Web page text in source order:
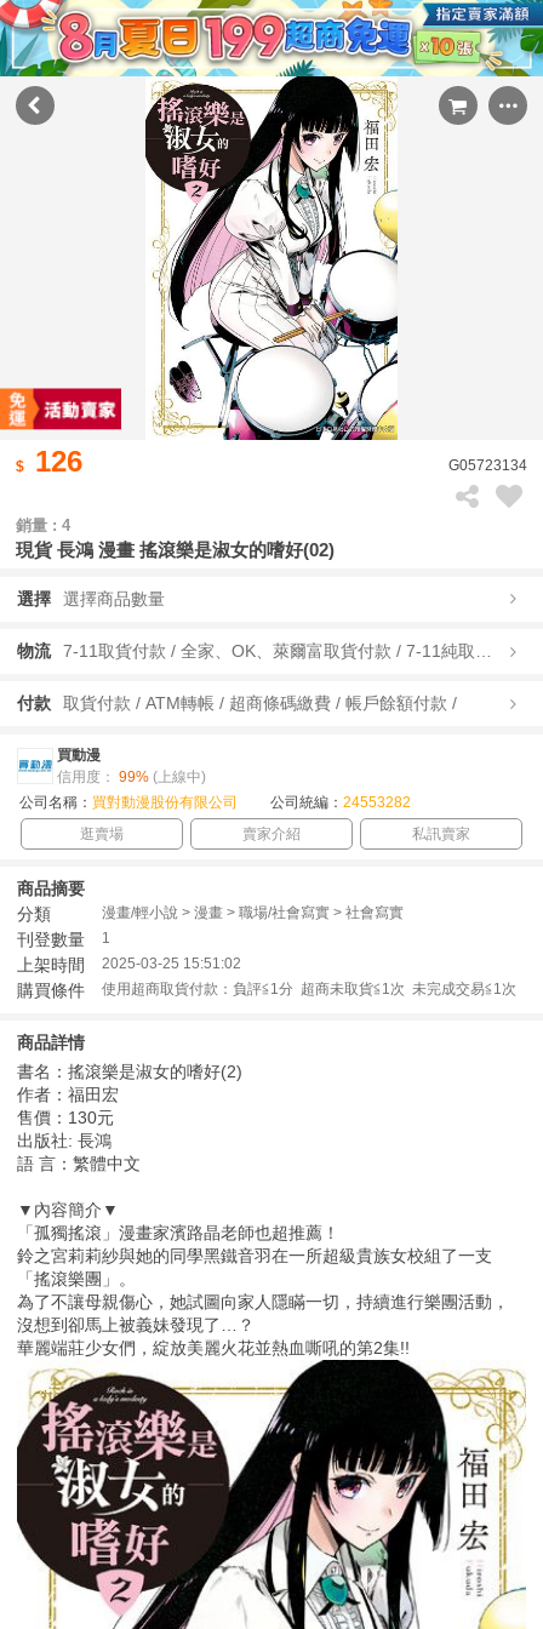
126 G05723134
銷量 : 4
現貨 長鴻 漫畫 搖滾樂是淑女的嗜好(02)
選擇 選擇商品數量
物流
付款 取貨付款 / ATM轉帳 / 超商條碼繳費 / 帳戶餘額付款 /
買動漫
信用度： 99% (上線中)
公司名稱： 買對動漫股份有限公司 公司統編： 24553282
逛賣場
賣家介紹 私訊賣家
商品摘要
分類
漫畫/輕小說 > 漫畫 > 職場/社會寫實 > 社會寫實
刊登數量 1
上架時間 2025-03-25 15:51:02
購買條件 使用超商取貨付款：負評≦1分 超商未取貨≦1次 未完成交易≦1次
商品詳情
書名：搖滾樂是淑女的嗜好(2)
作者：福田宏
售價：130元
出版社: 長鴻
語 言：繁體中文
▼內容簡介▼
「孤獨搖滾」漫畫家濱路晶老師也超推薦！
鈴之宮莉莉紗與她的同學黑鐵音羽在一所超級貴族女校組了一支
「搖滾樂​​團」。
為了不讓母親傷心，她試圖向家人隱瞞一切，持續進行樂團活動，
沒想到卻馬上被義妹發現了…？
華麗端莊少女們，綻放美麗火花並熱血嘶吼的第2集!!